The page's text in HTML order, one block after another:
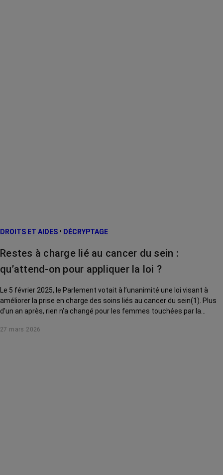
DROITS ET AIDES • DÉCRYPTAGE
Restes à charge lié au cancer du sein :
qu’attend-on pour appliquer la loi ?
Le 5 février 2025, le Parlement votait à l’unanimité une loi visant à
améliorer la prise en charge des soins liés au cancer du sein(1). Plus
d'un an après, rien n'a changé pour les femmes touchées par la
au crible chacune des mesures adoptées.
27 mars 2026